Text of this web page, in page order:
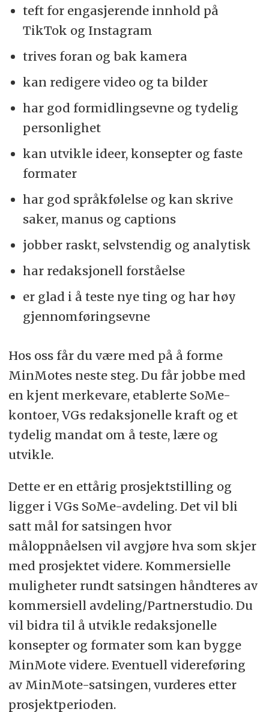
VG skal være primærdestinasjon for
nyheter, sport og underholdning i Norge.
VG har som mål hver dag å sette
dagsorden for både det folkelige og det
offisielle nyhetsbildet i Norge. VG har den
største leserdekningen av norske
mediehus og når daglig rundt 2 millioner
lesere gjennom papir-, nett- og
mobilutgaven.
I VG er mangfold nødvendig for å lykkes!
Vi mener at mennesker med ulik bakgrunn
og erfaring, sammen løser oppgaver på en
like muligheter for folk med ulik seksuell
legning, bakgrunn, nasjonalitet, alder,
kjønn og for dem med en
som arbeidsplass skal representere
befolkningen vi lager produkter og
innhold for. Vi oppfordrer alle kvalifiserte
kandidater til å søke.
teft for engasjerende innhold på
TikTok og Instagram
trives foran og bak kamera
kan redigere video og ta bilder
har god formidlingsevne og tydelig
personlighet
kan utvikle ideer, konsepter og faste
formater
har god språkfølelse og kan skrive
saker, manus og captions
jobber raskt, selvstendig og analytisk
har redaksjonell forståelse
er glad i å teste nye ting og har høy
gjennomføringsevne
Hos oss får du være med på å forme
MinMotes neste steg. Du får jobbe med
en kjent merkevare, etablerte SoMe-
kontoer, VGs redaksjonelle kraft og et
tydelig mandat om å teste, lære og
utvikle.
Dette er en ettårig prosjektstilling og
ligger i VGs SoMe-avdeling. Det vil bli
satt mål for satsingen hvor
måloppnåelsen vil avgjøre hva som skjer
med prosjektet videre. Kommersielle
muligheter rundt satsingen håndteres av
kommersiell avdeling/Partnerstudio. Du
vil bidra til å utvikle redaksjonelle
konsepter og formater som kan bygge
MinMote videre. Eventuell videreføring
av MinMote-satsingen, vurderes etter
prosjektperioden.